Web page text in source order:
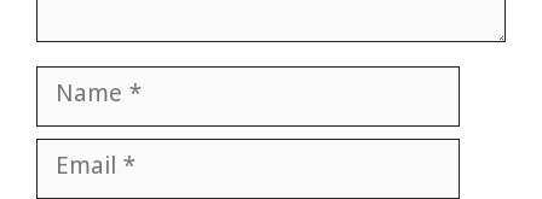
Name
Email